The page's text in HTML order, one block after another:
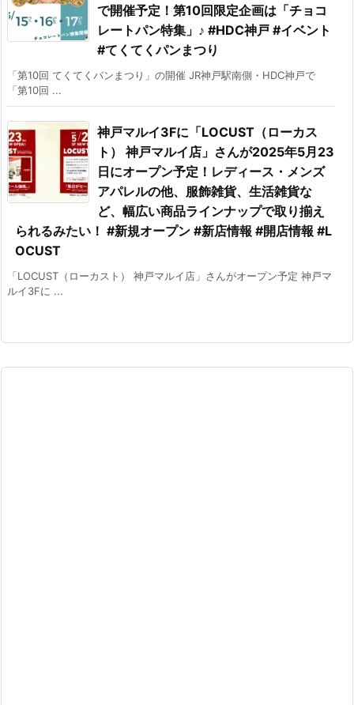
で開催予定！第10回限定企画は「チョコ
レートパン特集」♪ #HDC神戸 #イベント
#てくてくパンまつり
「第10回 てくてくパンまつり」の開催 JR神戸駅南側・HDC神戸で
「第10回 ...
神戸マルイ3Fに「LOCUST（ローカス
ト） 神戸マルイ店」さんが2025年5月23
日にオープン予定！レディース・メンズ
アパレルの他、服飾雑貨、生活雑貨な
ど、幅広い商品ラインナップで取り揃え
られるみたい！ #新規オープン #新店情報 #開店情報 #L
OCUST
「LOCUST（ローカスト） 神戸マルイ店」さんがオープン予定 神戸マ
ルイ3Fに ...